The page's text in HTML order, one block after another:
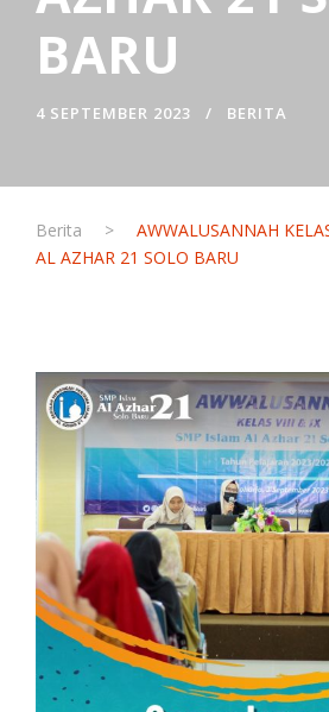
BARU
4 SEPTEMBER 2023 BERITA
Berita >
AWWALUSANNAH
AL AZHAR 21 SOLO BARU